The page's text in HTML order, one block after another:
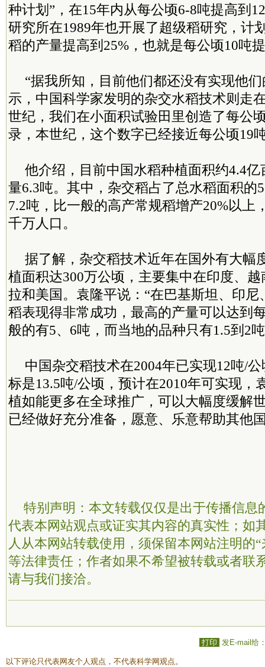
种计划”，在15年内从每公顷6-8吨提高到
研究所在1989年也开展了超级稻研究，计
稻的产量提高到25%，也就是每公顷10吨
“据我所知，目前他们都还没有实现他
示，中国科学家发明的杂交水稻技术则走
世纪，我们在小面积试验田里创造了每公
录，本世纪，这个数字已经接近每公顷19
他介绍，目前中国水稻种植面积约4.4
量6.3吨。其中，杂交稻占了总水稻面积的
7.2吨，比一般的高产常规稻增产20%以上
千万人口。
据了解，杂交稻技术近年在国外有大幅
植面积达300万公顷，主要集中在印度、
拉和美国。袁隆平说：“在巴基斯坦、印
稻表现得非常成功，最高的产量可以达到
般的有5、6吨，而当地的品种只有1.5到2
中国杂交稻技术在2004年已实现12吨/
标是13.5吨/公顷，预计在2010年可实现，
植如能更多在全球推广，可以大幅度缓解
已经做好充分准备，愿意、乐意帮助其他
特别声明：本文转载仅仅是出于传播信息
代表本网站观点或证实其内容的真实性；如
人从本网站转载使用，须保留本网站注明的
等法律责任；作者如果不希望被转载或者联
请与我们接洽。
打印 发E-mail给
以下评论只代表网友个人观点，不代表科学网观点。